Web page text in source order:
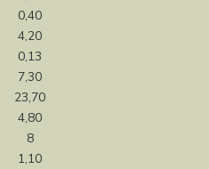
0,40
4,20
0,13
7,30
23,70
4,80
8
1,10